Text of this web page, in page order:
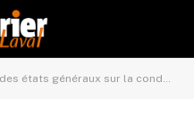
généraux sur la condition de vie des aînés